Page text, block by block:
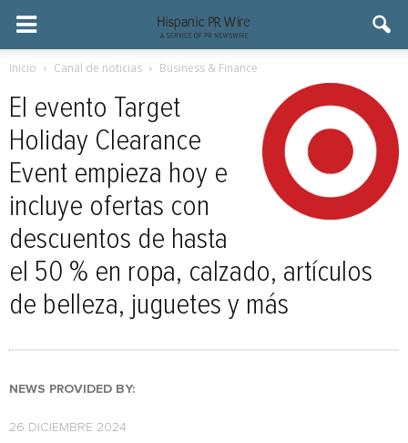
Inicio Canal de noticias Business & Finance
El evento Target
Holiday Clearance
Event empieza hoy e
incluye ofertas con
descuentos de hasta
el 50 % en ropa, calzado, artículos
de belleza, juguetes y más
NEWS PROVIDED BY:
26 DICIEMBRE 2024